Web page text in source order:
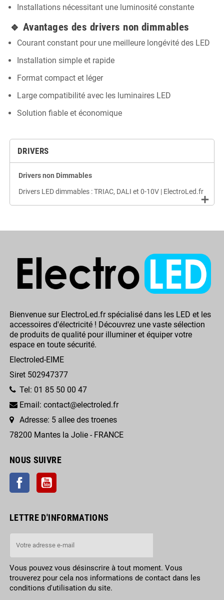
DRIVERS
Drivers non Dimmables
Drivers LED dimmables : TRIAC, DALI et 0-10V | ElectroLed.fr
add
Installations nécessitant une luminosité constante
🔹 Avantages des drivers non dimmables
Courant constant pour une meilleure longévité des LED
Installation simple et rapide
Format compact et léger
Large compatibilité avec les luminaires LED
Solution fiable et économique
Bienvenue sur ElectroLed.fr spécialisé dans les LED et les
accessoires d'électricité ! Découvrez une vaste sélection
de produits de qualité pour illuminer et équiper votre
espace en toute sécurité.
Electroled-EIME
Siret 502947377
Tel: 01 85 50 00 47
Email: contact@electroled.fr
Adresse: 5 allee des troenes
78200 Mantes la Jolie - FRANCE
NOUS SUIVRE
FacebookYouTube
LETTRE D'INFORMATIONS
Vous pouvez vous désinscrire à tout moment. Vous
trouverez pour cela nos informations de contact dans les
conditions d'utilisation du site.